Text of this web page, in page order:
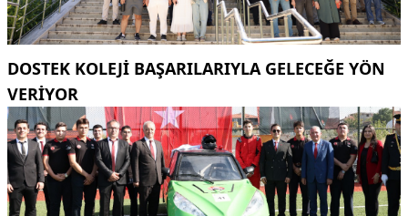
DOSTEK KOLEJİ BAŞARILARIYLA GELECEĞE YÖN
VERİYOR